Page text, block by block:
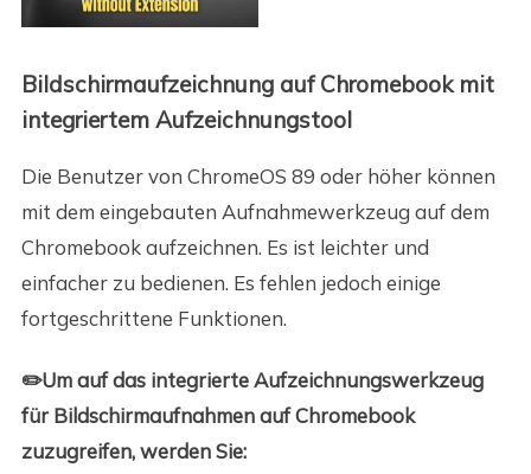
Bildschirmaufzeichnung auf Chromebook mit
integriertem Aufzeichnungstool
Die Benutzer von ChromeOS 89 oder höher können
mit dem eingebauten Aufnahmewerkzeug auf dem
Chromebook aufzeichnen. Es ist leichter und
einfacher zu bedienen. Es fehlen jedoch einige
fortgeschrittene Funktionen.
✏️Um auf das integrierte Aufzeichnungswerkzeug
für Bildschirmaufnahmen auf Chromebook
zuzugreifen, werden Sie: